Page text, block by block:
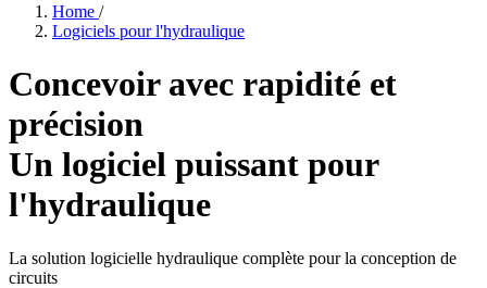
Home /
Logiciels pour l'hydraulique
Concevoir avec rapidité et
précision
Un logiciel puissant pour
l'hydraulique
La solution logicielle hydraulique complète pour la conception de
circuits